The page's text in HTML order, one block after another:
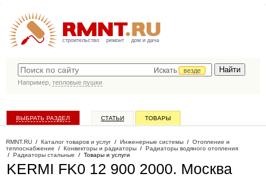
строительство ремонт дом и дача
Искать
везде
Например, тепловые пушки
ВЫБРАТЬ РАЗДЕЛ СТАТЬИ ТОВАРЫ
RMNT.RU / Каталог товаров и услуг / Инженерные системы / Отопление и
теплоснабжение / Конвекторы и радиаторы / Радиаторы водяного отопления
/ Радиаторы стальные / Товары и услуги
KERMI FK0 12 900 2000. Москва